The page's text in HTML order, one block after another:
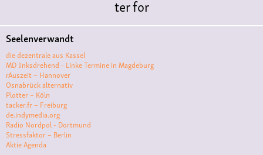
ter for
LiteraturePolyamoriePolytreff#liveKonzert
Polyamorietreff
MonogamieCNM#jazz#vortrag
ismuskunst
VKqueer#Demo
ve#film #kino #filmwerkstatt
Seelenverwandt
die dezentrale aus Kassel
MD linksdrehend - Linke Termine in Magdeburg
rAuszeit – Hannover
Osnabrück alternativ
Plotter – Köln
tacker.fr – Freiburg
de.indymedia.org
Radio Nordpol - Dortmund
Stressfaktor – Berlin
Aktie Agenda